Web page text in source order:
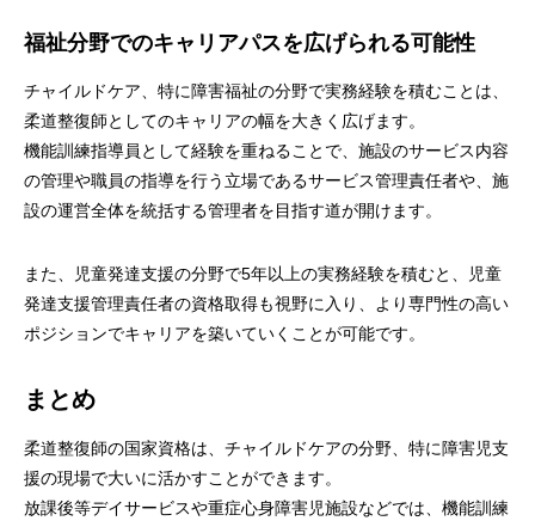
福祉分野でのキャリアパスを広げられる可能性
チャイルドケア、特に障害福祉の分野で実務経験を積むことは、
柔道整復師としてのキャリアの幅を大きく広げます。
機能訓練指導員として経験を重ねることで、施設のサービス内容
の管理や職員の指導を行う立場であるサービス管理責任者や、施
設の運営全体を統括する管理者を目指す道が開けます。
また、児童発達支援の分野で5年以上の実務経験を積むと、児童
発達支援管理責任者の資格取得も視野に入り、より専門性の高い
ポジションでキャリアを築いていくことが可能です。
まとめ
柔道整復師の国家資格は、チャイルドケアの分野、特に障害児支
援の現場で大いに活かすことができます。
放課後等デイサービスや重症心身障害児施設などでは、機能訓練